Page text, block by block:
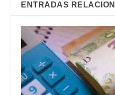
ENTRADAS